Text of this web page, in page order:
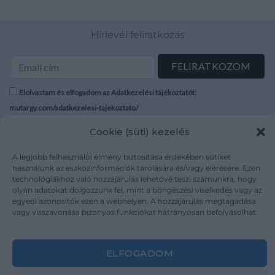
Cookie (süti) kezelés
A legjobb felhasználói élmény biztosítása érdekében sütiket
használunk az eszközinformációk tárolására és/vagy elérésére. Ezen
technológiákhoz való hozzájárulás lehetővé teszi számunkra, hogy
olyan adatokat dolgozzunk fel, mint a böngészési viselkedés vagy az
egyedi azonosítók ezen a webhelyen. A hozzájárulás megtagadása
vagy visszavonása bizonyos funkciókat hátrányosan befolyásolhat.
ELFOGADOM
Hírlevél feliratkozás
Elolvastam és elfogadom az Adatkezelési tájékoztatót:
mutargy.com/adatkezelesi-tajekoztato/
Médiaajánlat
Karrier
Kapcsolat
Áraink
ÁSZF
Adatvédelem
Impresszum